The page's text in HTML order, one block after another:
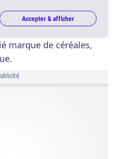
Accepter & afficher
marque de céréales,